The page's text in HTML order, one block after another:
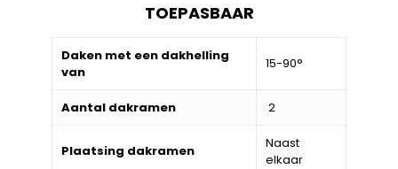
TOEPASBAAR
Daken met een dakhelling
van
15-90°
Aantal dakramen 2
Plaatsing dakramen
Naast
elkaar